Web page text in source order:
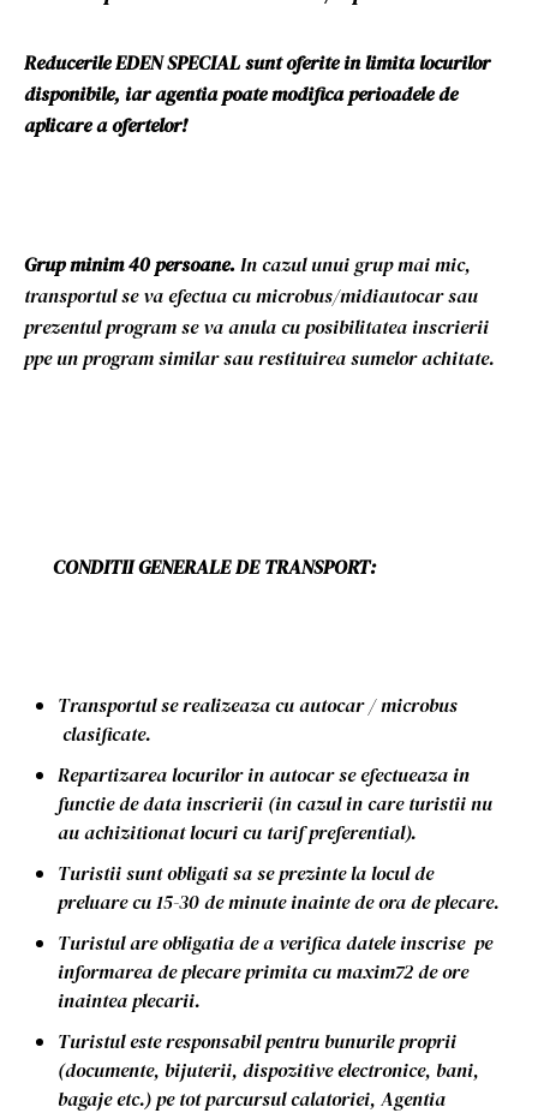
Reducerile EDEN SPECIAL sunt oferite in limita locurilor
disponibile, iar agentia poate modifica perioadele de
aplicare a ofertelor!
Grup minim 40 persoane.In cazul unui grup mai mic,
transportul se va efectua cu microbus/midiautocar sau
prezentul program se va anula cu posibilitatea inscrierii
ppe un program similar sau restituirea sumelor achitate.
CONDITII GENERALE DE TRANSPORT:
Transportul se realizeaza cu autocar / microbus
clasificate.
Repartizarea locurilor in autocar se efectueaza in
functie de data inscrierii (in cazul in care turistii nu
au achizitionat locuri cu tarif preferential).
Turistii sunt obligati sa se prezinte la locul de
preluare cu 15-30 de minute inainte de ora de plecare.
Turistul are obligatia de a verifica datele inscrise pe
informarea de plecare primita cu maxim72 de ore
inaintea plecarii.
Turistul este responsabil pentru bunurile proprii
(documente, bijuterii, dispozitive electronice, bani,
bagaje etc.) pe tot parcursul calatoriei, Agentia